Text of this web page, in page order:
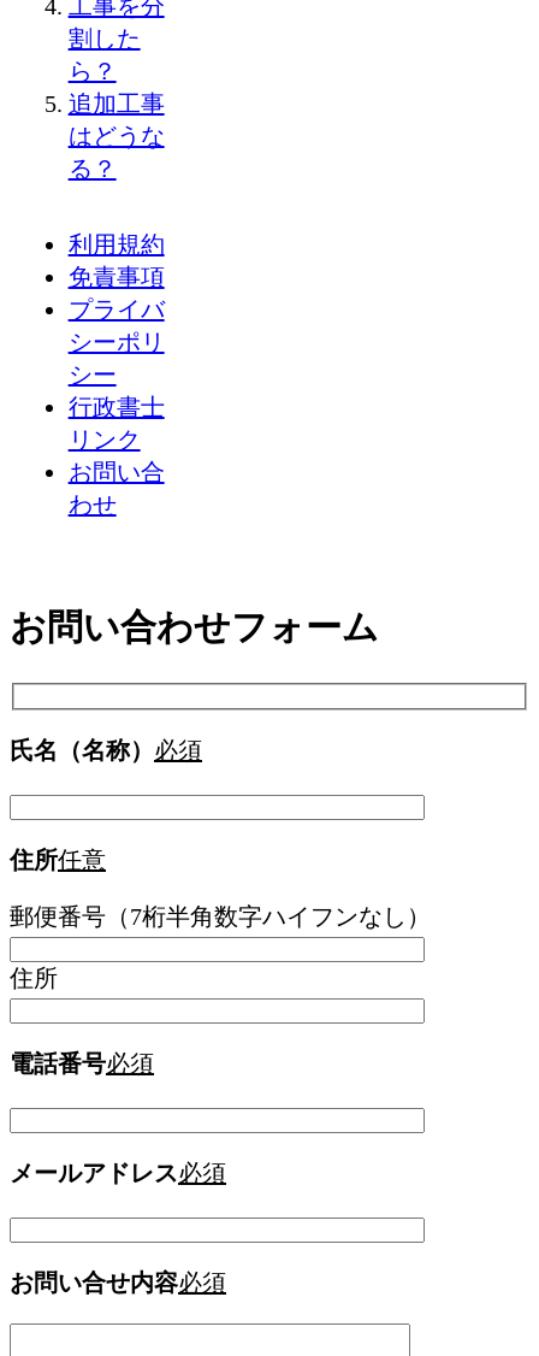
工事を分
割した
ら？
追加工事
はどうな
る？
利用規約
免責事項
プライバ
シーポリ
シー
行政書士
リンク
お問い合
わせ
お問い合わせフォーム
氏名（名称） 必須
住所任意
郵便番号（7桁半角数字ハイフンなし）
住所
電話番号必須
メールアドレス必須
お問い合せ内容必須